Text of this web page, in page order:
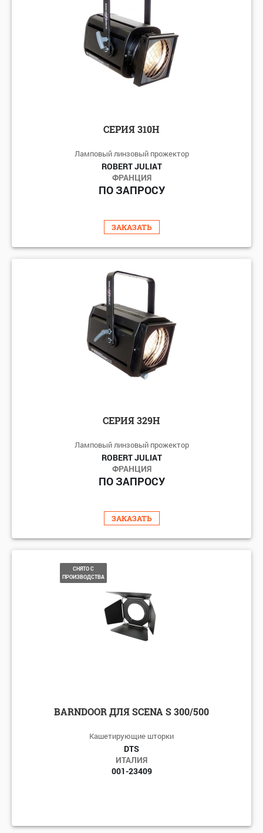
СЕРИЯ 310H
Ламповый линзовый прожектор
ROBERT JULIAT
ФРАНЦИЯ
ПО ЗАПРОСУ
ЗАКАЗАТЬ
СЕРИЯ 329H
Ламповый линзовый прожектор
ROBERT JULIAT
ФРАНЦИЯ
ПО ЗАПРОСУ
ЗАКАЗАТЬ
СНЯТО С
ПРОИЗВОДСТВА
BARNDOOR ДЛЯ SCENA S 300/500
Кашетирующие шторки
DTS
ИТАЛИЯ
001-23409